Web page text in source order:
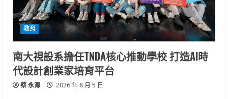
教育
南大視設系擔任TNDA核心推動學校 打造AI時
代設計創業家培育平台
蔡 永源 2026 年 8 月 5 日